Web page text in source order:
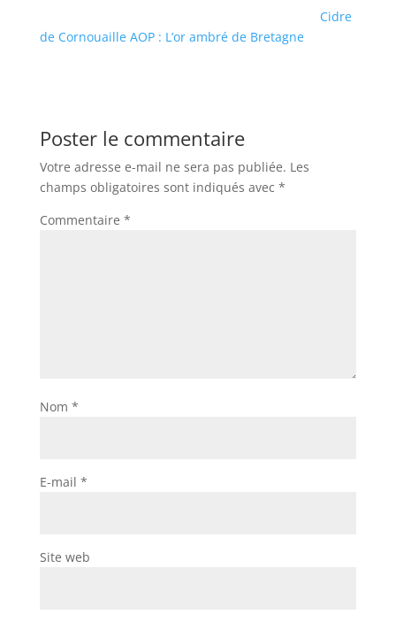
Cidre
de Cornouaille AOP : L’or ambré de Bretagne
Poster le commentaire
Votre adresse e-mail ne sera pas publiée. Les
champs obligatoires sont indiqués avec *
Commentaire *
Nom *
E-mail *
Site web